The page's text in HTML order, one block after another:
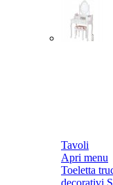
Tavoli
Apri menu
Toeletta
decorativi